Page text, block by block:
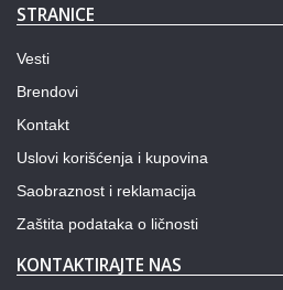
STRANICE
Vesti
Brendovi
Kontakt
Uslovi korišćenja i kupovina
Saobraznost i reklamacija
Zaštita podataka o ličnosti
KONTAKTIRAJTE NAS